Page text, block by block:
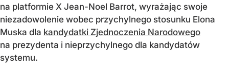
na platformie X Jean-Noel Barrot, wyrażając swoje
niezadowolenie wobec przychylnego stosunku Elona
Muska dla kandydatki Zjednoczenia Narodowego
na prezydenta i nieprzychylnego dla kandydatów
systemu.